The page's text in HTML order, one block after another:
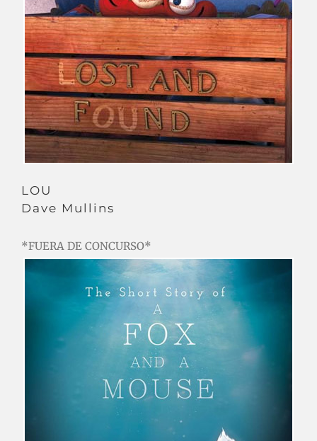
LOU
Dave Mullins
*FUERA DE CONCURSO*